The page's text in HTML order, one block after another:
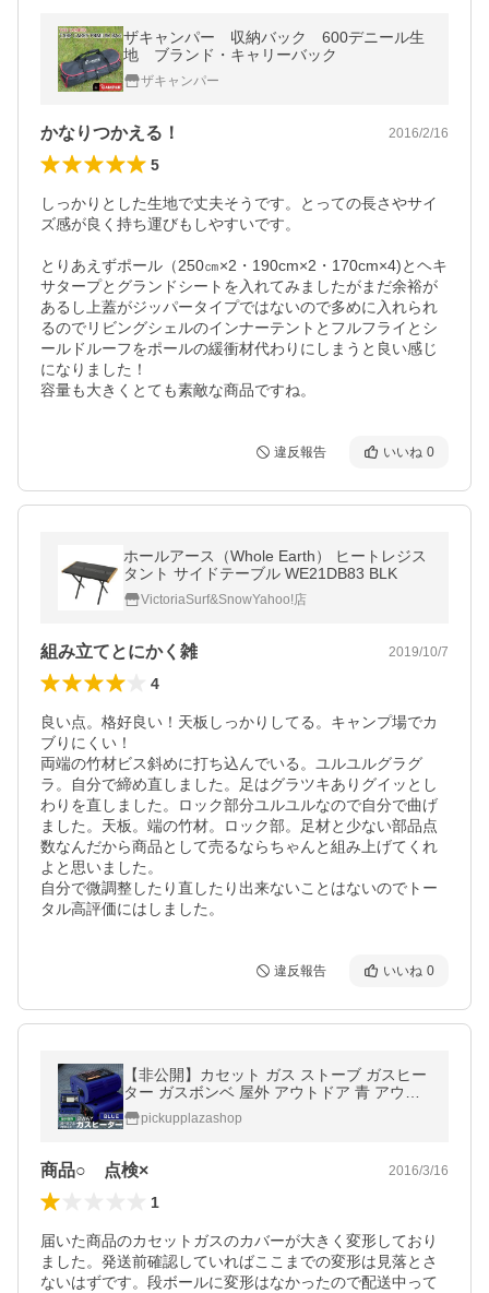
ザキャンパー 収納バック 600デニール生
地 ブランド・キャリーバック
ザキャンパー
かなりつかえる！ 2016/2/16
5
しっかりとした生地で丈夫そうです。とっての長さやサイ
ズ感が良く持ち運びもしやすいです。
とりあえずポール（250㎝×2・190cm×2・170cm×4)とヘキ
サタープとグランドシートを入れてみましたがまだ余裕が
あるし上蓋がジッパータイプではないので多めに入れられ
るのでリビングシェルのインナーテントとフルフライとシ
ールドルーフをポールの緩衝材代わりにしまうと良い感じ
になりました！
容量も大きくとても素敵な商品ですね。
違反報告 いいね 0
ホールアース（Whole Earth） ヒートレジス
タント サイドテーブル WE21DB83 BLK
VictoriaSurf&SnowYahoo!店
組み立てとにかく雑 2019/10/7
4
良い点。格好良い！天板しっかりしてる。キャンプ場でカ
ブりにくい！
両端の竹材ビス斜めに打ち込んでいる。ユルユルグラグ
ラ。自分で締め直しました。足はグラツキありグイッとし
わりを直しました。ロック部分ユルユルなので自分で曲げ
ました。天板。端の竹材。ロック部。足材と少ない部品点
数なんだから商品として売るならちゃんと組み上げてくれ
よと思いました。
自分で微調整したり直したり出来ないことはないのでトー
タル高評価にはしました。
違反報告 いいね 0
【非公開】カセット ガス ストーブ ガスヒー
ター ガスボンベ 屋外 アウトドア 青 アウト
ドアヒーター
pickupplazashop
商品○ 点検× 2016/3/16
1
届いた商品のカセットガスのカバーが大きく変形しており
ました。発送前確認していればここまでの変形は見落とさ
ないはずです。段ボールに変形はなかったので配送中って